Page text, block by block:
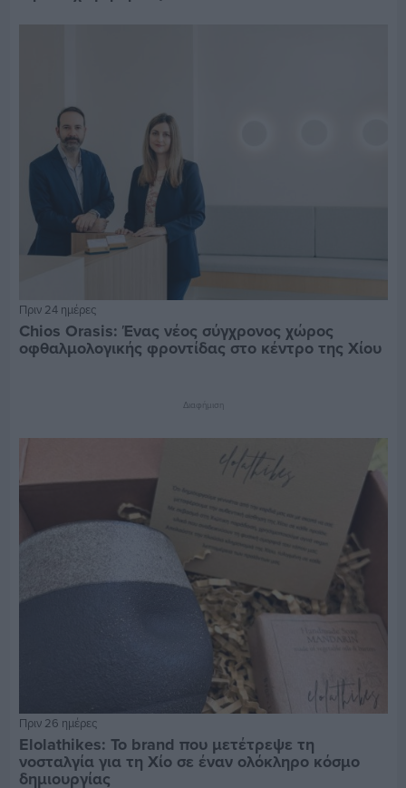
Πριν 24 ημέρες
Chios Orasis: Ένας νέος σύγχρονος χώρος
οφθαλμολογικής φροντίδας στο κέντρο της Χίου
Διαφήμιση
Πριν 26 ημέρες
Elolathikes: Το brand που μετέτρεψε τη
νοσταλγία για τη Χίο σε έναν ολόκληρο κόσμο
δημιουργίας